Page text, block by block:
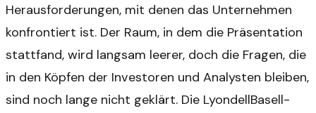
Herausforderungen, mit denen das Unternehmen
konfrontiert ist. Der Raum, in dem die Präsentation
stattfand, wird langsam leerer, doch die Fragen, die
in den Köpfen der Investoren und Analysten bleiben,
sind noch lange nicht geklärt. Die LyondellBasell-